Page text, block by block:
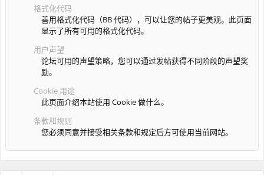
格式化代码
善用格式化代码（BB 代码），可以让您的帖子更美观。此页面
显示了所有可用的格式化代码。
用户声望
论坛可用的声望策略，您可以通过发帖获得不同阶段的声望奖
励。
Cookie 用途
此页面介绍本站使用 Cookie 做什么。
条款和规则
您必须同意并接受相关条款和规定后方可使用当前网站。